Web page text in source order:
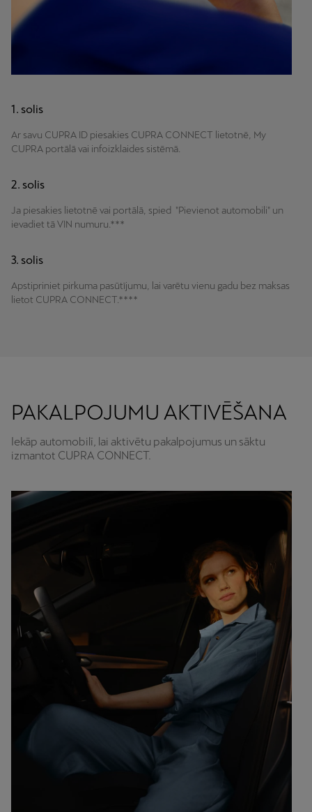
1. solis
Ar savu CUPRA ID piesakies CUPRA CONNECT lietotnē, My
CUPRA portālā vai infoizklaides sistēmā.
2. solis
Ja piesakies lietotnē vai portālā, spied "Pievienot automobili" un
ievadiet tā VIN numuru.***
3. solis
Apstipriniet pirkuma pasūtījumu, lai varētu vienu gadu bez maksas
lietot CUPRA CONNECT.****
PAKALPOJUMU AKTIVĒŠANA
Iekāp automobilī, lai aktivētu pakalpojumus un sāktu
izmantot CUPRA CONNECT.